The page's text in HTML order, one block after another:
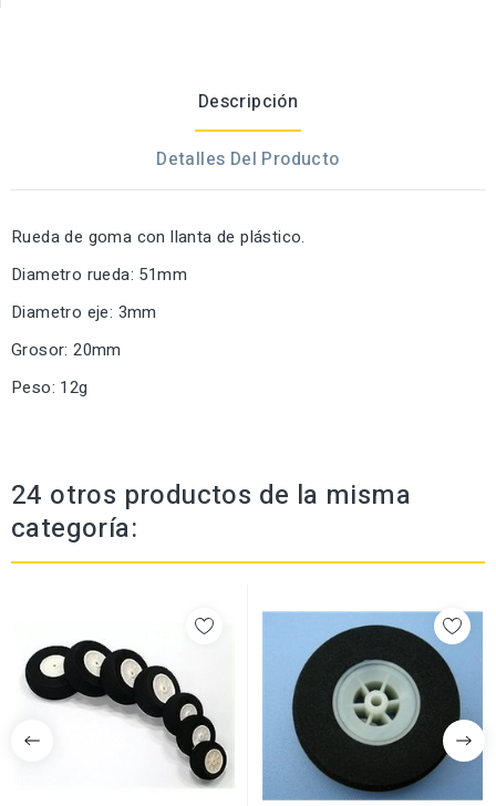
Descripción
Detalles Del Producto
Rueda de goma con llanta de plástico.
Diametro rueda: 51mm
Diametro eje: 3mm
Grosor: 20mm
Peso: 12g
24 otros productos de la misma
categoría: